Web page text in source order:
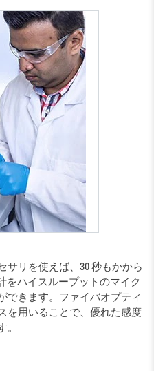
サリを使えば、30 秒もかから
をハイスループットのマイク
できます。ファイバオプティ
を用いることで、優れた感度